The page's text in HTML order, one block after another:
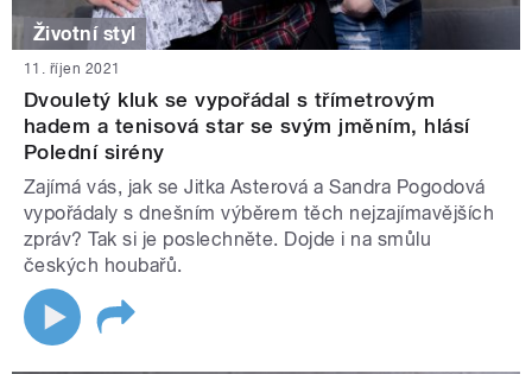
Životní styl
11. říjen 2021
Dvouletý kluk se vypořádal s třímetrovým
hadem a tenisová star se svým jměním, hlásí
Polední sirény
Zajímá vás, jak se Jitka Asterová a Sandra Pogodová
vypořádaly s dnešním výběrem těch nejzajímavějších
zpráv? Tak si je poslechněte. Dojde i na smůlu
českých houbařů.